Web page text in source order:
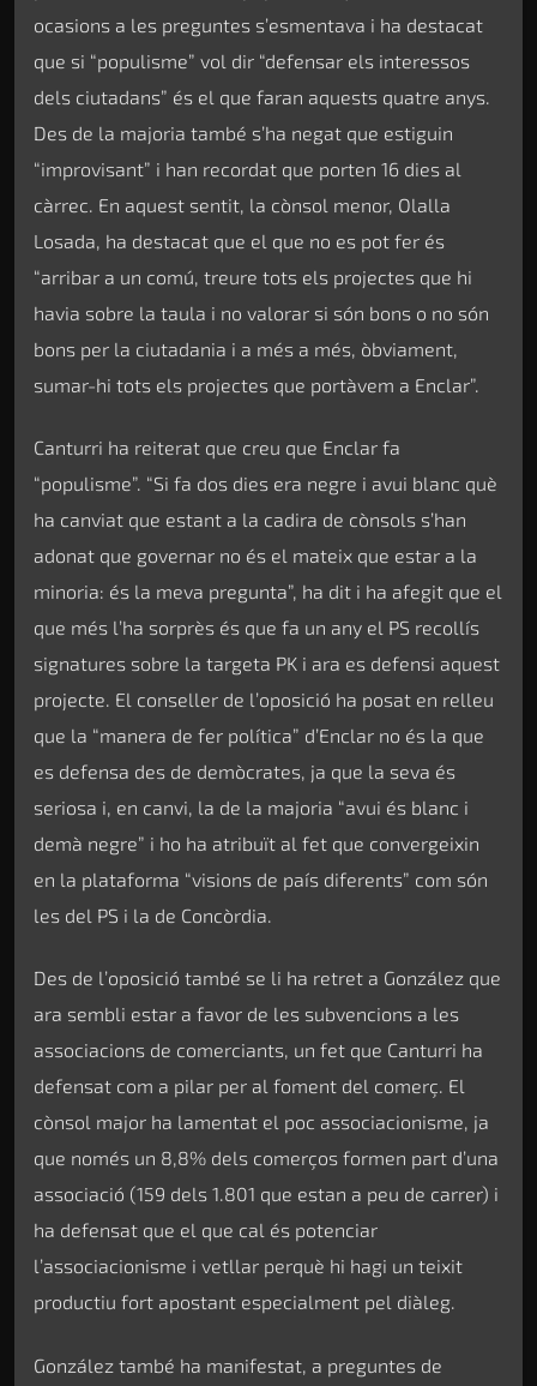
ocasions a les preguntes s’esmentava i ha destacat
que si “populisme” vol dir “defensar els interessos
dels ciutadans” és el que faran aquests quatre anys.
Des de la majoria també s’ha negat que estiguin
“improvisant” i han recordat que porten 16 dies al
càrrec. En aquest sentit, la cònsol menor, Olalla
Losada, ha destacat que el que no es pot fer és
“arribar a un comú, treure tots els projectes que hi
havia sobre la taula i no valorar si són bons o no són
bons per la ciutadania i a més a més, òbviament,
sumar-hi tots els projectes que portàvem a Enclar”.
Canturri ha reiterat que creu que Enclar fa
“populisme”. “Si fa dos dies era negre i avui blanc què
ha canviat que estant a la cadira de cònsols s’han
adonat que governar no és el mateix que estar a la
minoria: és la meva pregunta”, ha dit i ha afegit que el
que més l’ha sorprès és que fa un any el PS recollís
signatures sobre la targeta PK i ara es defensi aquest
projecte. El conseller de l’oposició ha posat en relleu
que la “manera de fer política” d’Enclar no és la que
es defensa des de demòcrates, ja que la seva és
seriosa i, en canvi, la de la majoria “avui és blanc i
demà negre” i ho ha atribuït al fet que convergeixin
en la plataforma “visions de país diferents” com són
les del PS i la de Concòrdia.
Des de l’oposició també se li ha retret a González que
ara sembli estar a favor de les subvencions a les
associacions de comerciants, un fet que Canturri ha
defensat com a pilar per al foment del comerç. El
cònsol major ha lamentat el poc associacionisme, ja
que només un 8,8% dels comerços formen part d’una
associació (159 dels 1.801 que estan a peu de carrer) i
ha defensat que el que cal és potenciar
l’associacionisme i vetllar perquè hi hagi un teixit
productiu fort apostant especialment pel diàleg.
González també ha manifestat, a preguntes de